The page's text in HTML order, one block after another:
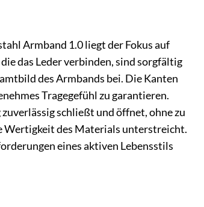
Armband 1.0 liegt der Fokus auf
das Leder verbinden, sind sorgfältig
des Armbands bei. Die Kanten
Tragegefühl zu garantieren.
schließt und öffnet, ohne zu
Wertigkeit des Materials unterstreicht.
eines aktiven Lebensstils